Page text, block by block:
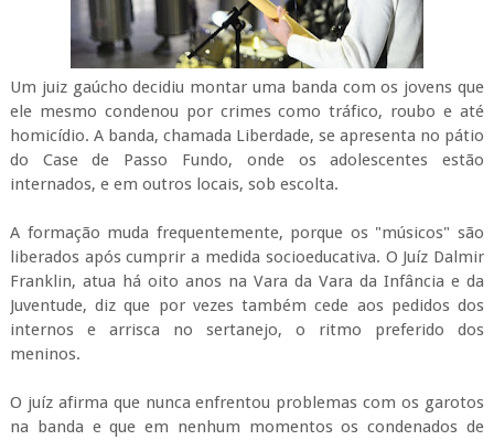
Um juiz gaúcho decidiu montar uma banda com os jovens que
ele mesmo condenou por crimes como tráfico, roubo e até
homicídio. A banda, chamada Liberdade, se apresenta no pátio
do Case de Passo Fundo, onde os adolescentes estão
internados, e em outros locais, sob escolta.
A formação muda frequentemente, porque os "músicos" são
liberados após cumprir a medida socioeducativa. O Juíz Dalmir
Franklin, atua há oito anos na Vara da Vara da Infância e da
Juventude, diz que por vezes também cede aos pedidos dos
internos e arrisca no sertanejo, o ritmo preferido dos
meninos.
O juíz afirma que nunca enfrentou problemas com os garotos
na banda e que em nenhum momentos os condenados de